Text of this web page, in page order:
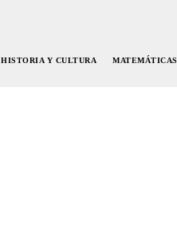
HISTORIA Y CULTURA MATEMÁTICAS